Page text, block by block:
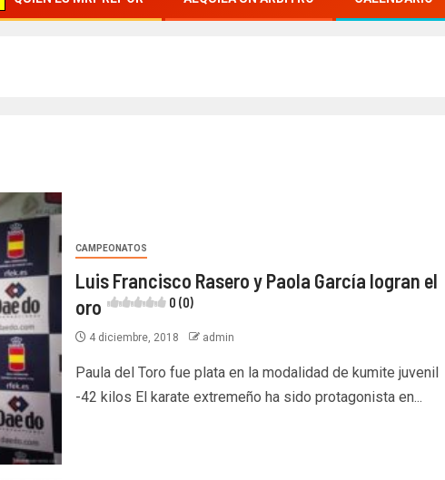
CAMPEONATOS
Luis Francisco Rasero y Paola García logran el
oro
0 (0)
4 diciembre, 2018 admin
Paula del Toro fue plata en la modalidad de kumite juvenil
-42 kilos El karate extremeño ha sido protagonista en...